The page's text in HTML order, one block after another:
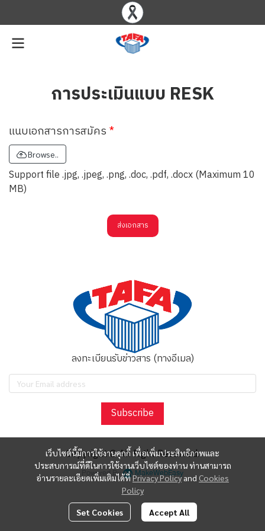
การประเมินแบบ RESK
แนบเอกสารการสมัคร
Browse..
Support file .jpg, .jpeg, .png, .doc, .pdf, .docx (Maximum 10
MB)
ส่งเอกสาร
เว็บไซต์นี้มีการใช้งานคุกกี้ เพื่อเพิ่มประสิทธิภาพและ
ประสบการณ์ที่ดีในการใช้งานเว็บไซต์ของท่าน ท่านสามารถ
อ่านรายละเอียดเพิ่มเติมได้ที่Privacy Policy and Cookies
Policy
Set Cookies Accept All
ลงทะเบียนรับข่าวสาร (ทางอีเมล)
Subscribe
Copyright © All Right Reserved.
Powered By MakeWebEasy